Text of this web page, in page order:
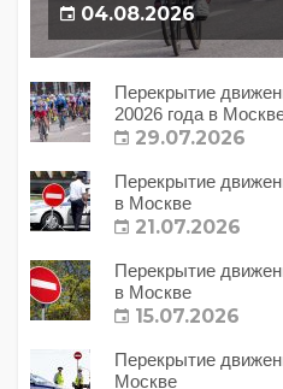
04.08.2026
Перекрытие
20026 года в
29.07.2026
Перекрытие
в Москве
21.07.2026
Перекрытие
в Москве
15.07.2026
Перекрытие
Москве